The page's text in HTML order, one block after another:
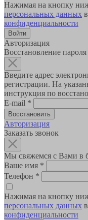
Нажимая на кнопку
персональных данных
конфиденциальности
Авторизация
Восстановление пароля
Введите адрес
регистрации. На
инструкция по
E-mail *
Авторизация
Заказать звонок
Мы свяжемся с Вами в
Ваше имя *
Телефон *
Нажимая на кнопку
персональных данных
конфиденциальности